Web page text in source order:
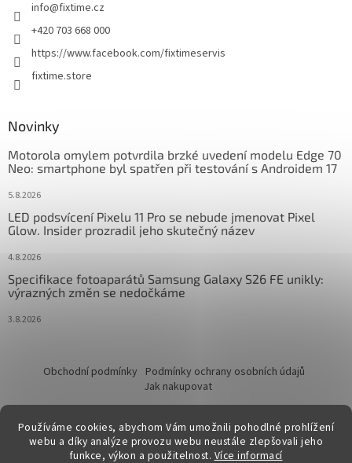
Používáme cookies, abychom Vám umožnili pohodlné prohlížení
webu a díky analýze provozu webu neustále zlepšovali jeho
funkce, výkon a použitelnost. Více informací
info@fixtime.cz
+420 703 668 000
https://www.facebook.com/fixtimeservis
fixtime.store
Novinky
Motorola omylem potvrdila brzké uvedení modelu Edge 70
Neo: smartphone byl spatřen při testování s Androidem 17
5.8.2026
LED podsvícení Pixelu 11 Pro se nebude jmenovat Pixel
Glow. Insider prozradil jeho skutečný název
4.8.2026
Specifikace fotoaparátů Samsung Galaxy S26 FE unikly:
výrazných změn se nedočkáme
3.8.2026
Obchodní podmínky Podmínky ochrany osobních údajů
Jak nakupovat